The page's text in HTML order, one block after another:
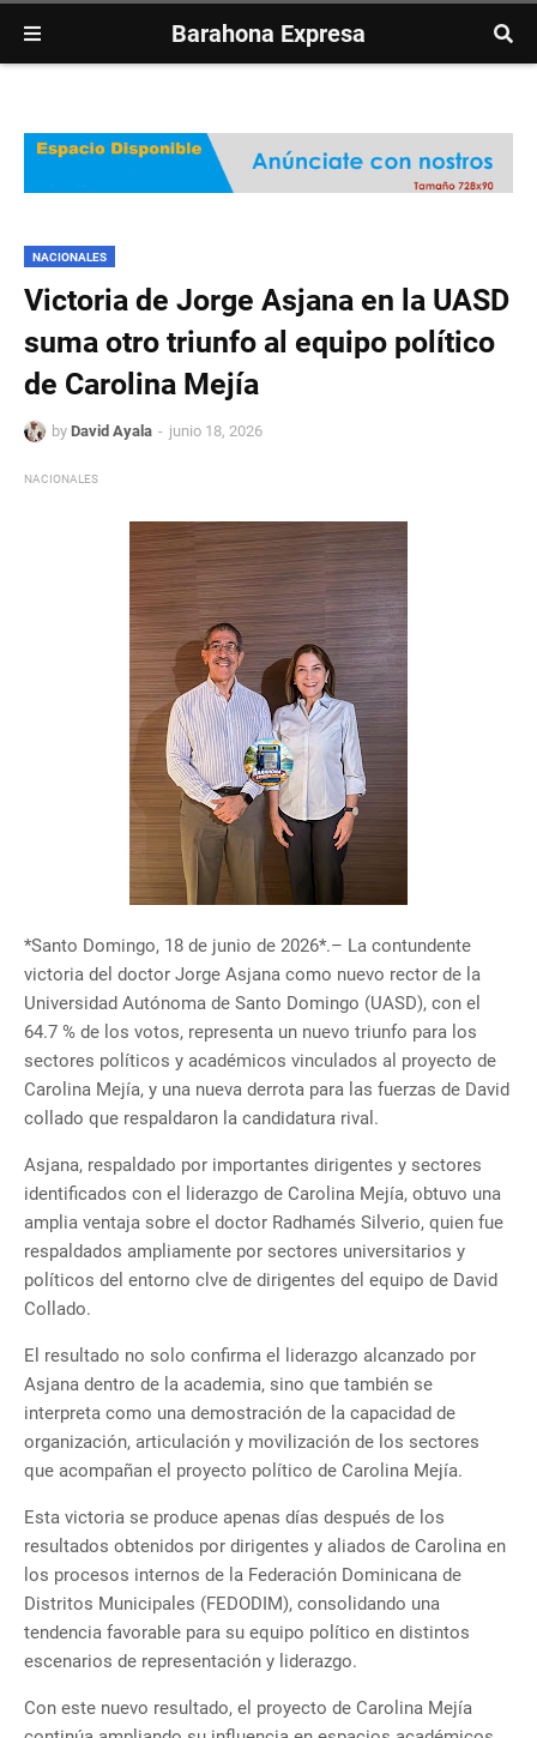
Barahona Expresa
NACIONALES
Victoria de Jorge Asjana en la UASD
suma otro triunfo al equipo político
de Carolina Mejía
by David Ayala junio 18, 2026
NACIONALES
*Santo Domingo, 18 de junio de 2026*.– La contundente
victoria del doctor Jorge Asjana como nuevo rector de la
Universidad Autónoma de Santo Domingo (UASD), con el
64.7 % de los votos, representa un nuevo triunfo para los
sectores políticos y académicos vinculados al proyecto de
Carolina Mejía, y una nueva derrota para las fuerzas de David
collado que respaldaron la candidatura rival.
Asjana, respaldado por importantes dirigentes y sectores
identificados con el liderazgo de Carolina Mejía, obtuvo una
amplia ventaja sobre el doctor Radhamés Silverio, quien fue
respaldados ampliamente por sectores universitarios y
políticos del entorno clve de dirigentes del equipo de David
Collado.
El resultado no solo confirma el liderazgo alcanzado por
Asjana dentro de la academia, sino que también se
interpreta como una demostración de la capacidad de
organización, articulación y movilización de los sectores
que acompañan el proyecto político de Carolina Mejía.
Esta victoria se produce apenas días después de los
resultados obtenidos por dirigentes y aliados de Carolina en
los procesos internos de la Federación Dominicana de
Distritos Municipales (FEDODIM), consolidando una
tendencia favorable para su equipo político en distintos
escenarios de representación y liderazgo.
Con este nuevo resultado, el proyecto de Carolina Mejía